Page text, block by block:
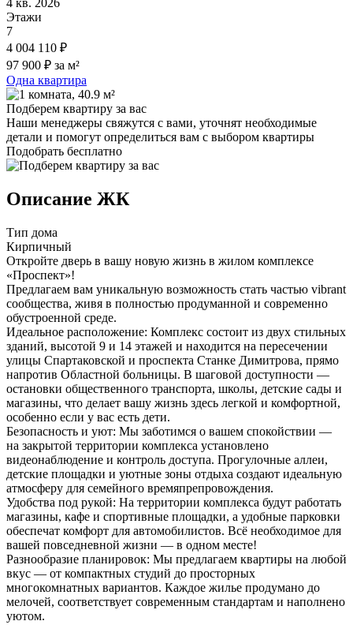
Этажи
7
4 004 110 ₽
97 900 ₽ за м²
Одна квартира
Подберем квартиру за вас
Наши менеджеры свяжутся с вами, уточнят необходимые
детали и помогут определиться вам с выбором квартиры
Подобрать бесплатно
Описание ЖК
Тип дома
Кирпичный
Откройте дверь в вашу новую жизнь в жилом комплексе
«Проспект»!
Предлагаем вам уникальную возможность стать частью vibrant
сообщества, живя в полностью продуманной и современно
обустроенной среде.
Идеальное расположение: Комплекс состоит из двух стильных
зданий, высотой 9 и 14 этажей и находится на пересечении
улицы Спартаковской и проспекта Станке Димитрова, прямо
напротив Областной больницы. В шаговой доступности —
остановки общественного транспорта, школы, детские сады и
магазины, что делает вашу жизнь здесь легкой и комфортной,
особенно если у вас есть дети.
Безопасность и уют: Мы заботимся о вашем спокойствии —
на закрытой территории комплекса установлено
видеонаблюдение и контроль доступа. Прогулочные аллеи,
детские площадки и уютные зоны отдыха создают идеальную
атмосферу для семейного времяпрепровождения.
Удобства под рукой: На территории комплекса будут работать
магазины, кафе и спортивные площадки, а удобные парковки
обеспечат комфорт для автомобилистов. Всё необходимое для
вашей повседневной жизни — в одном месте!
Разнообразие планировок: Мы предлагаем квартиры на любой
вкус — от компактных студий до просторных
многокомнатных вариантов. Каждое жилье продумано до
мелочей, соответствует современным стандартам и наполнено
уютом.